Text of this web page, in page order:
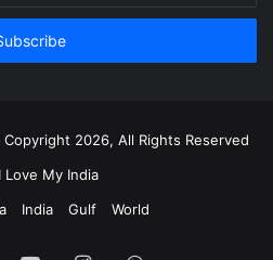
2026, All Rights Reserved
I Love My India
India Gulf World